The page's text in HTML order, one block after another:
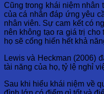
Cũng trong khái niệm nhân
của cá nhân đáp ứng yêu
nhân viên. Sự cam kết có
nên không tạo ra giá trị
họ sẽ cống hiến hết khả
Lewis và Heckman (2006)
tài năng của họ, tỷ lệ nghỉ
Sau khi hiểu khái niệm về